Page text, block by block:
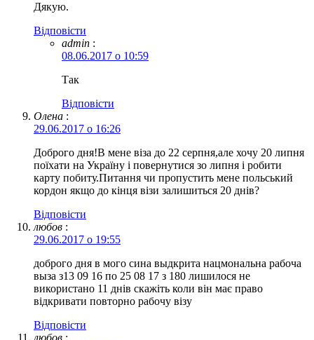
Дякую.
Відповіcти
admin :
08.06.2017 о 10:59
Так
Відповіcти
Олена :
29.06.2017 о 16:26
Доброго дня!В мене віза до 22 серпня,але хочу 20 липня
поїхати на Україну і повернутися зо липня і робити
карту побиту.Питання чи пропустить мене польський
кордон якщо до кінця візи залишиться 20 днів?
Відповіcти
любов :
29.06.2017 о 19:55
доброго дня в мого сина выдкрита нацмональна рабоча
выза з13 09 16 по 25 08 17 з 180 лишилося не
використано 11 днів скажіть коли він має право
відкривати повторно рабочу візу
Відповіcти